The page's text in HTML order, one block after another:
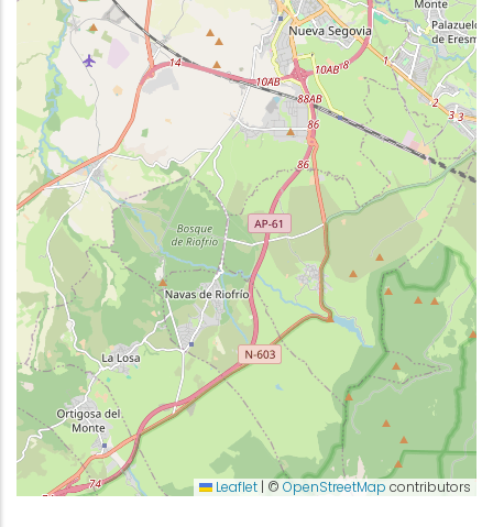
Leaflet | © OpenStreetMap contributors